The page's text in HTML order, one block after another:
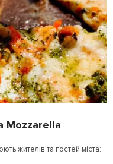
Mozzarella
жителів та гостей міста: